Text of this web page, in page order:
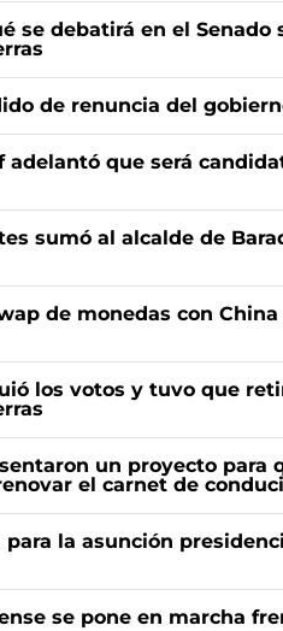
se debatirá en el Senado
de renuncia del
que será
sumó al alcalde de
de monedas con China
los votos y tuvo que
un proyecto para
el carnet de
la asunción
se pone en marcha